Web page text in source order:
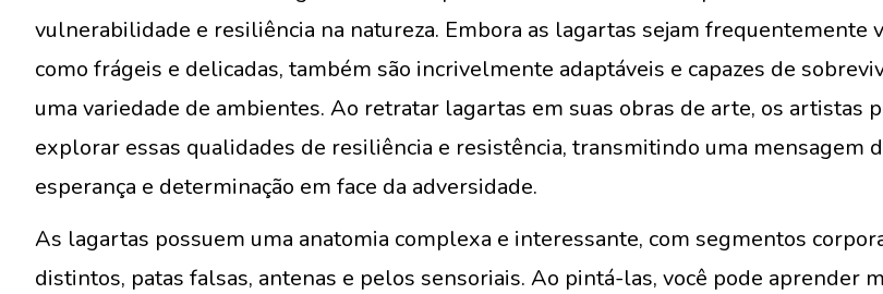
vulnerabilidade e resiliência na natureza. Embora as lagartas sejam frequentemente
como frágeis e delicadas, também são incrivelmente adaptáveis e capazes de
uma variedade de ambientes. Ao retratar lagartas em suas obras de arte, os artistas
explorar essas qualidades de resiliência e resistência, transmitindo uma mensagem
esperança e determinação em face da adversidade.
As lagartas possuem uma anatomia complexa e interessante, com segmentos
distintos, patas falsas, antenas e pelos sensoriais. Ao pintá-las, você pode aprender